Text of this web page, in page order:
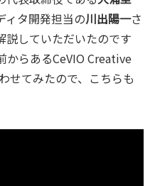
ィタ開発担当の川出陽一さ
説していただいたのです
からあるCeVIO Creative
せてみたので、こちらも